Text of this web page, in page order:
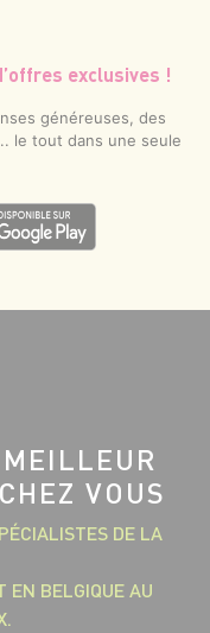
exclusives !
généreuses, des
le tout dans une seule
VOUS
DE LA
EN BELGIQUE AU